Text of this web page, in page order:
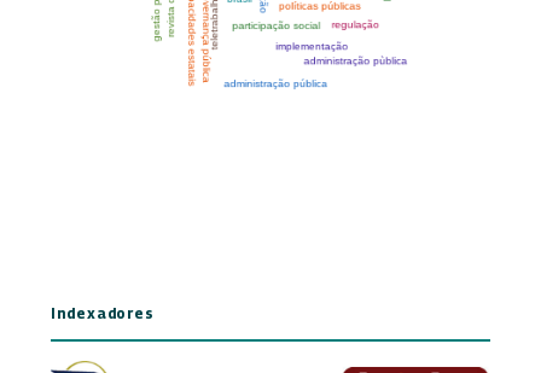
Indexadores